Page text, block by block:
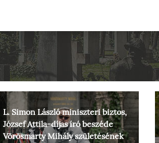
L. Simon László miniszteri biztos,
József Attila-díjas író beszéde
Vörösmarty Mihály születésének